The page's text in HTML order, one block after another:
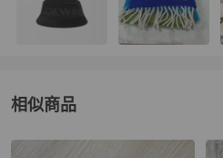
相似商品
更多相似Chanel女包推薦精品